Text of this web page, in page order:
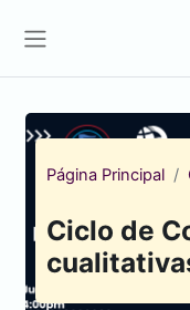
Página Principal
Ciclo de